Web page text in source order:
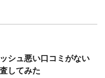
シュ悪い口コミがない
してみた